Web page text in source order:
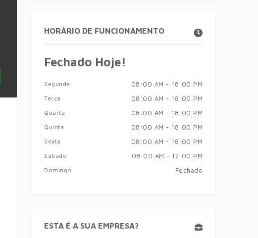
HORÁRIO DE FUNCIONAMENTO
Fechado Hoje!
Segunda 08:00 AM - 18:00 PM
Terça 08:00 AM - 18:00 PM
Quarta 08:00 AM - 18:00 PM
Quinta 08:00 AM - 18:00 PM
Sexta 08:00 AM - 18:00 PM
Sábado 08:00 AM - 12:00 PM
Domingo Fechado
ESTA É A SUA EMPRESA?